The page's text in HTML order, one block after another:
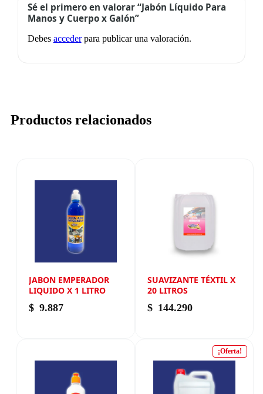
Sé el primero en valorar “Jabón Líquido Para
Manos y Cuerpo x Galón”
Debes accederpara publicar una valoración.
Productos relacionados
JABON EMPERADOR
LIQUIDO X 1 LITRO
$ 9.887
SUAVIZANTE TÉXTIL X
20 LITROS
$ 144.290
¡Oferta!